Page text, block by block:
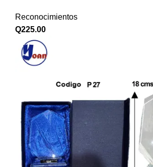
Reconocimientos
Q225.00